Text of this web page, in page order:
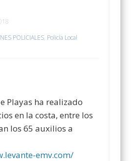
POLICIALES, Policía Local
Playas ha realizado
en la costa, entre los
los 65 auxilios a
emv.com/